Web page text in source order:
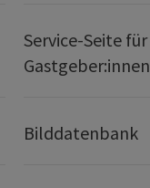
Service-Seite für
Gastgeber:innen
Bilddatenbank